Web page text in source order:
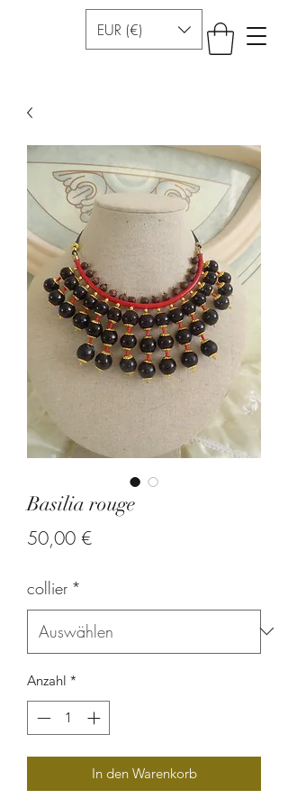
EUR (€)
Basilia rouge
50,00 €Preis
collier *
Anzahl *
In den Warenkorb